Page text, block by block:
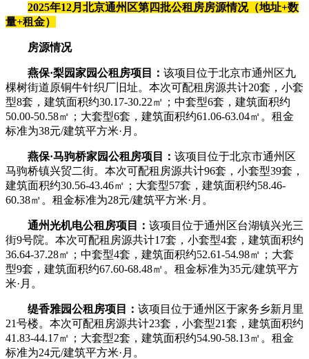
2025年12月北京通州区第四批公租房房源情况（地址+数
量+租金）
房源情况
燕保·梨园家园公租房项目： 该项目位于北京市通州区九
棵树街道原铜牛针织厂旧址。本次可配租房源共计20套，小套
型8套，建筑面积约30.17-30.22㎡；中套型6套，建筑面积约
50.00-50.58㎡；大套型6套，建筑面积约61.06-63.04㎡。租金
标准为38元/建筑平方米·月。
燕保·马驹桥家园公租房项目： 该项目位于北京市通州区
马驹桥镇兴贸二街。本次可配租房源共计96套，小套型39套，
建筑面积约30.56-43.46㎡；大套型57套，建筑面积约58.46-
60.38㎡。租金标准为28元/建筑平方米·月。
通州光机电公租房项目： 该项目位于通州区台湖镇兴光三
街9号院。本次可配租房源共计17套，小套型4套，建筑面积约
36.64-37.28㎡；中套型4套，建筑面积约52.61-54.98㎡；大套
型9套，建筑面积约67.60-68.48㎡。租金标准为35元/建筑平方
米·月。
缇香雅园公租房项目： 该项目位于通州区于家务乡新月里
21号楼。本次可配租房源共计23套，小套型21套，建筑面积约
41.83-44.17㎡；大套型2套，建筑面积约54.90-58.13㎡。租金
标准为24元/建筑平方米·月。